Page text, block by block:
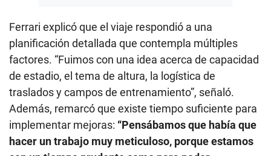
Ferrari explicó que el viaje respondió a una
planificación detallada que contempla múltiples
factores. “Fuimos con una idea acerca de capacidad
de estadio, el tema de altura, la logística de
traslados y campos de entrenamiento”, señaló.
Además, remarcó que existe tiempo suficiente para
implementar mejoras: “Pensábamos que había que
hacer un trabajo muy meticuloso, porque estamos